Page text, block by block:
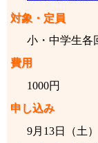
対象・定員
小・中学生各
費用
1000円
申し込み
9月13日（土